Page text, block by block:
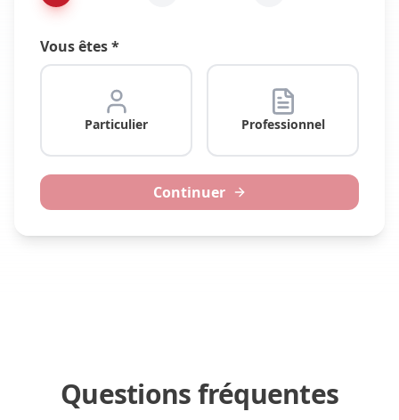
Vous êtes *
Particulier Professionnel
Continuer
Questions fréquentes